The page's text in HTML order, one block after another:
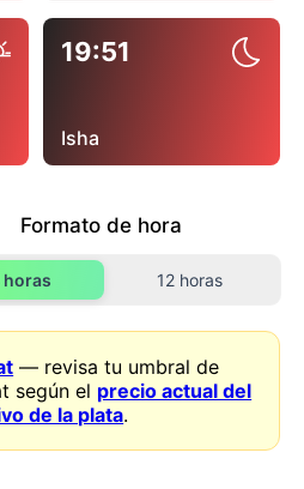
19:51
Isha
Formato de hora
horas 12 horas
— revisa tu umbral de
según el precio actual del
de la plata.